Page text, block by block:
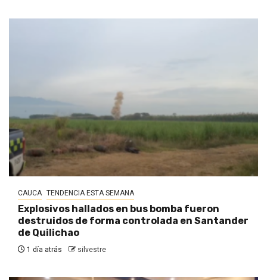
CAUCA TENDENCIA ESTA SEMANA
Explosivos hallados en bus bomba fueron
destruidos de forma controlada en Santander
de Quilichao
1 día atrás silvestre